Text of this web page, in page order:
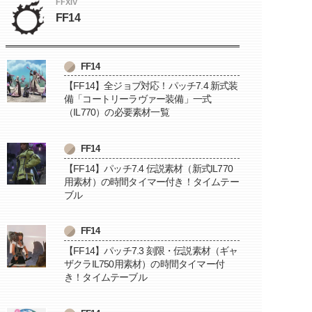
FFXIV
FF14
FF14
【FF14】全ジョブ対応！パッチ7.4 新式装
備「コートリーラヴァー装備」一式
（IL770）の必要素材一覧
FF14
【FF14】パッチ7.4 伝説素材（新式IL770
用素材）の時間タイマー付き！タイムテー
ブル
FF14
【FF14】パッチ7.3 刻限・伝説素材（ギャ
ザクラIL750用素材）の時間タイマー付
き！タイムテーブル